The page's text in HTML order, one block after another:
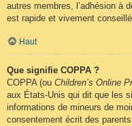
autres membres, l’adhésion à
est rapide et vivement
Haut
Que signifie COPPA ?
COPPA (ou Children’s Online
aux États-Unis qui dit que les
informations de mineurs de
consentement écrit des